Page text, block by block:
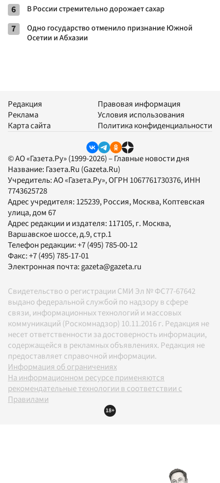
6 В России стремительно дорожает сахар
7
Одно государство отменило признание Южной
Осетии и Абхазии
Редакция
Реклама
Карта сайта
Правовая информация
Условия использования
Политика конфиденциальности
© АО «Газета.Ру» (1999-2026) – Главные новости дня
Название: Газета.Ru (Gazeta.Ru)
Учредитель:АО «Газета.Ру», ОГРН 1067761730376, ИНН
7743625728
Адрес учредителя: 125239, Россия, Москва, Коптевская
улица, дом 67
Адрес редакции и издателя: 117105, г. Москва,
Варшавское шоссе, д.9, стр.1
Телефон редакции:+7 (495) 785-00-12
Факс:+7 (495) 785-17-01
Электронная почта: gazeta@gazeta.ru
Свидетельство о регистрации СМИ Эл № ФС77-67642
выдано федеральной службой по надзору в сфере
связи, информационных технологий и массовых
коммуникаций (Роскомнадзор) 10.11.2016 г. Редакция не
несет ответственности за достоверность информации,
содержащейся в рекламных объявлениях. Редакция не
предоставляет справочной информации.
Информация об ограничениях
На информационном ресурсе применяются
рекомендательные технологии в соответствии с
Правилами
18+